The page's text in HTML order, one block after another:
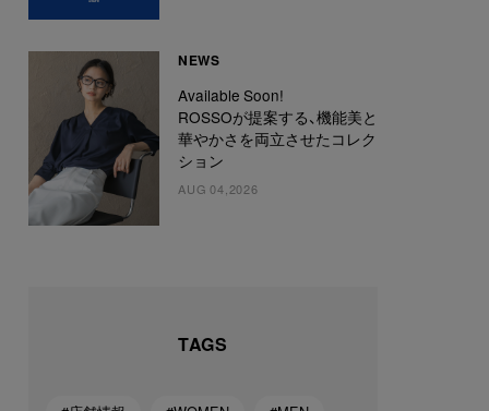
NEWS
Available Soon!
ROSSOが提案する、機能美と
華やかさを両立させたコレク
ション
AUG 04,2026
TAGS